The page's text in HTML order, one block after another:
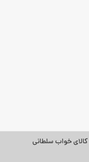
کالای خواب سلطانی